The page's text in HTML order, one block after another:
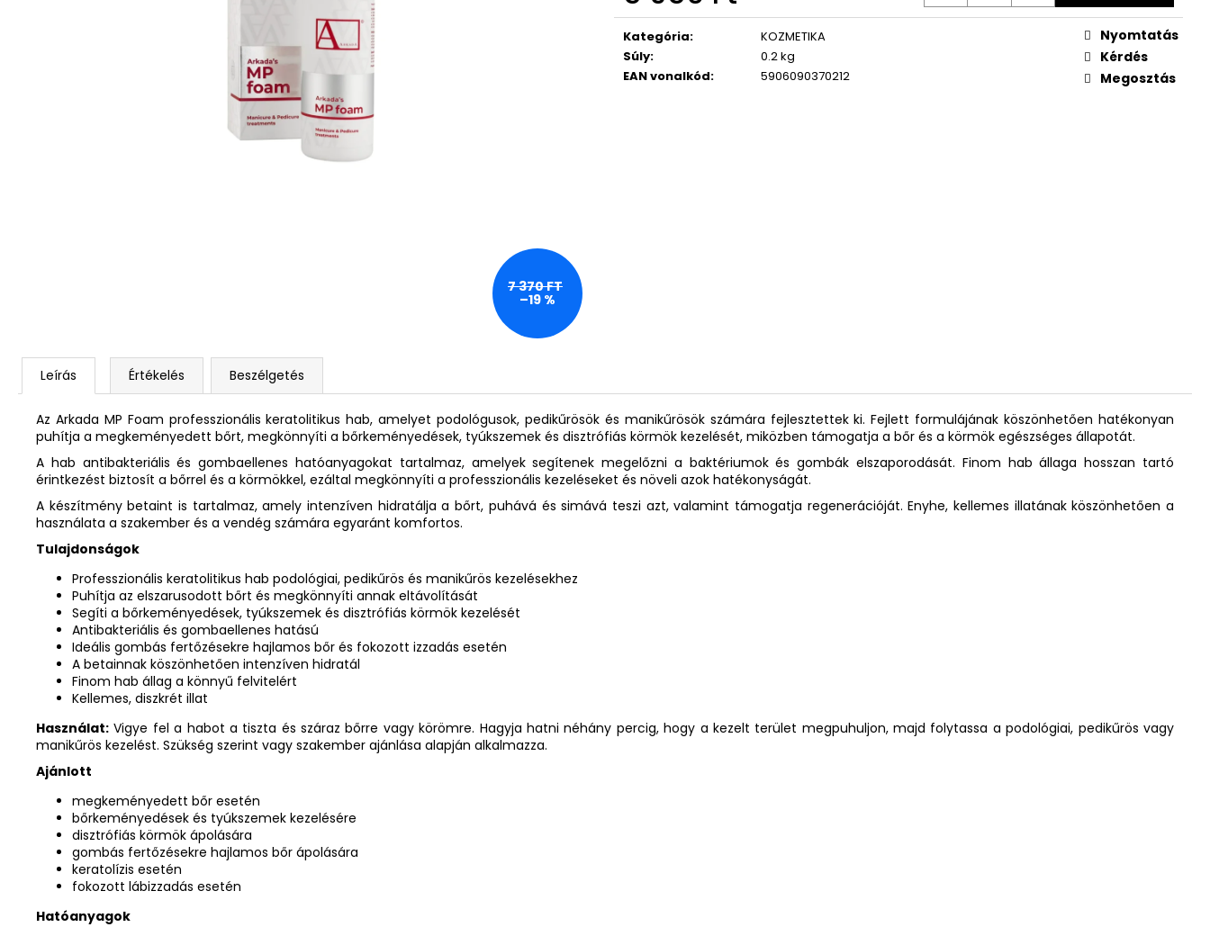
Egységár:
Kategória:
KOZMETIKA
Súly:
0.2 kg
EAN vonalkód: 5906090370212
Nyomtatás
Kérdés
Megosztás
7 370 FT
–19 %
Leírás Értékelés Beszélgetés
Az Arkada MP Foam professzionális keratolitikus hab, amelyet podológusok, pedikűrösök és manikűrösök számára fejlesztettek ki. Fejlett formulájának köszönhetően hatékonyan
puhítja a megkeményedett bőrt, megkönnyíti a bőrkeményedések, tyúkszemek és disztrófiás körmök kezelését, miközben támogatja a bőr és a körmök egészséges állapotát.
A hab antibakteriális és gombaellenes hatóanyagokat tartalmaz, amelyek segítenek megelőzni a baktériumok és gombák elszaporodását. Finom hab állaga hosszan tartó
érintkezést biztosít a bőrrel és a körmökkel, ezáltal megkönnyíti a professzionális kezeléseket és növeli azok hatékonyságát.
A készítmény betaint is tartalmaz, amely intenzíven hidratálja a bőrt, puhává és simává teszi azt, valamint támogatja regenerációját. Enyhe, kellemes illatának köszönhetően a
használata a szakember és a vendég számára egyaránt komfortos.
Tulajdonságok
Professzionális keratolitikus hab podológiai, pedikűrös és manikűrös kezelésekhez
Puhítja az elszarusodott bőrt és megkönnyíti annak eltávolítását
Segíti a bőrkeményedések, tyúkszemek és disztrófiás körmök kezelését
Antibakteriális és gombaellenes hatású
Ideális gombás fertőzésekre hajlamos bőr és fokozott izzadás esetén
A betainnak köszönhetően intenzíven hidratál
Finom hab állag a könnyű felvitelért
Kellemes, diszkrét illat
Használat: Vigye fel a habot a tiszta és száraz bőrre vagy körömre. Hagyja hatni néhány percig, hogy a kezelt terület megpuhuljon, majd folytassa a podológiai, pedikűrös vagy
manikűrös kezelést. Szükség szerint vagy szakember ajánlása alapján alkalmazza.
Ajánlott
megkeményedett bőr esetén
bőrkeményedések és tyúkszemek kezelésére
disztrófiás körmök ápolására
gombás fertőzésekre hajlamos bőr ápolására
keratolízis esetén
fokozott lábizzadás esetén
Hatóanyagok
365 DAYS FOR WOMEN ÚJ PARFÜM
NŐKNEK 50 ML
17 750 Ft